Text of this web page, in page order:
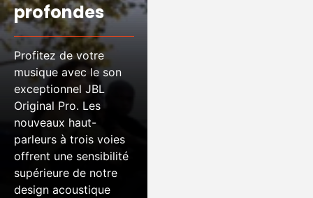
profondes
Profitez de votre
musique avec le son
exceptionnel JBL
Original Pro. Les
nouveaux haut-
parleurs à trois voies
offrent une sensibilité
supérieure de notre
design acoustique